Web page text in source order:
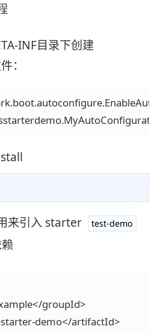
INF目录下创建
：
来引入 starter test-demo
groupId>
starter-demo</artifactId>